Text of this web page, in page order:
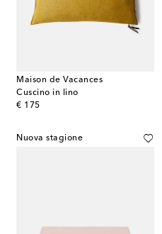
Maison de Vacances
Cuscino in lino
€ 175
original price
Nuova stagione